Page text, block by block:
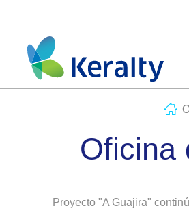
Oficina
Proyecto "A Guajira"